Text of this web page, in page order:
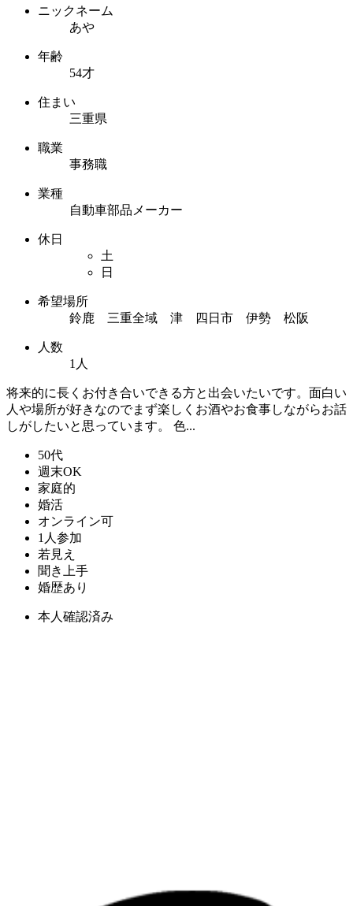
ニックネーム
あや
年齢
54才
住まい
三重県
職業
事務職
業種
自動車部品メーカー
休日
土
日
希望場所
鈴鹿 三重全域 津 四日市 伊勢 松阪
人数
1人
将来的に長くお付き合いできる方と出会いたいです。面白い
人や場所が好きなのでまず楽しくお酒やお食事しながらお話
しがしたいと思っています。 色...
50代
週末OK
家庭的
婚活
オンライン可
1人参加
若見え
聞き上手
婚歴あり
本人確認済み